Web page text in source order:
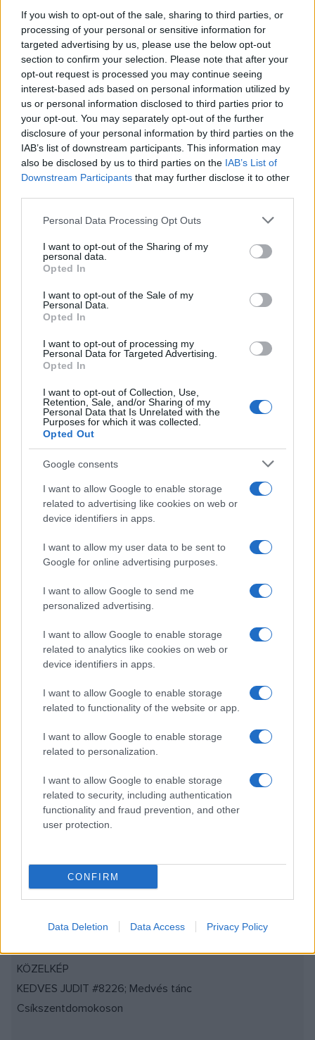
If you wish to opt-out of the sale, sharing to third parties, or
processing of your personal or sensitive information for
targeted advertising by us, please use the below opt-out
section to confirm your selection. Please note that after your
opt-out request is processed you may continue seeing
interest-based ads based on personal information utilized by
us or personal information disclosed to third parties prior to
your opt-out. You may separately opt-out of the further
disclosure of your personal information by third parties on the
IAB’s list of downstream participants. This information may
also be disclosed by us to third parties on the IAB’s List of
Downstream Participants that may further disclose it to other
Please note that this website/app uses one or more Google
not limited to your visit or usage behaviour. You may click to
grant or deny consent to Google and its third-party tags to
use your data for below specified purposes in below Google
consent section.
Personal Data Processing Opt Outs
I want to opt-out of the Sharing of my
personal data.
Opted In
I want to opt-out of the Sale of my
Personal Data.
Opted In
I want to opt-out of processing my
Personal Data for Targeted Advertising.
Opted In
I want to opt-out of Collection, Use,
Retention, Sale, and/or Sharing of my
Personal Data that Is Unrelated with the
Purposes for which it was collected.
Opted Out
Google consents
I want to allow Google to enable storage
related to advertising like cookies on web or
device identifiers in apps.
I want to allow my user data to be sent to
Google for online advertising purposes.
I want to allow Google to send me
personalized advertising.
I want to allow Google to enable storage
related to analytics like cookies on web or
device identifiers in apps.
I want to allow Google to enable storage
related to functionality of the website or app.
I want to allow Google to enable storage
related to personalization.
I want to allow Google to enable storage
related to security, including authentication
functionality and fraud prevention, and other
user protection.
CONFIRM
Data Deletion Data Access Privacy Policy
Szabad-ötletek jegyzéke két ülésben című szövegről is.
Az összeállítással és a köré szerveződő
rendezvényekkel, grafikusaink új illusztrációival a Korunk
bekapcsolódik a József Attila-emlékév programjaiba.
Tartalom
FALUDY GYÖRGY #8226; József Attila emlékére (vers)
FEJTŐ FERENC #8226; József Attila
KÁNTOR LAJOS #8226; Egy kép nyomán - újra a hiányról
VISKY ANDRÁS #8226; Tudor, hogy nincs [J. A.] (vers)
DEMÉNY PÉTER #8226; Kései Eszmélet-kísérlet (vers)
BALÁZS IMRE JÓZSEF "A Duna gombostű ha volna"
CSEKE PÉTER #8226; József Attila erdélyi kapcsolatai
LÁSZLÓFFY ALADÁR #8226; "Mai magyarok" (vers)
SZÉLES KLÁRA #8226; "Sorsaink hálózata
szívmagasságban feszülve"
JÓZSEF ATTILA ÉS A FORRÁS-NEMZEDÉK (Szilágyi
Domokos, Szilágyi Júlia, Jancsik Pál, Király László, Lászlóffy
Csaba és Csiki László írásai)
feladat (vers)
Szonda Szabolcs írásai)
ZELEI MIKLÓS #8226; Jövőre évforduló
BORSI-KÁLMÁN BÉLA #8226; Limanova tér 1. (II. emelet 2.)
KÁNTOR LAJOS #8226; Pótlás
KESZEG ANNA #8226; Louis Marin, akiről beszélni
kötelező
HISTÓRIA
romlottság?
MŰ ÉS VILÁGA
PAPP ATTILA ZSOLT #8226; Faludy legnagyobb kalandja:
az átköltött Villon
harminchatodszor (Filmszem)
KÖZELKÉP
KEDVES JUDIT #8226; Medvés tánc
Csíkszentdomokoson